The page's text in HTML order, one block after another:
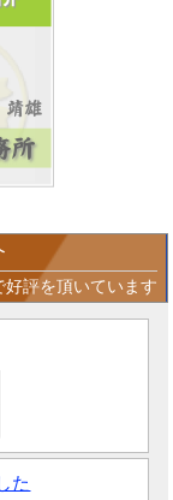
好評を頂いています
た